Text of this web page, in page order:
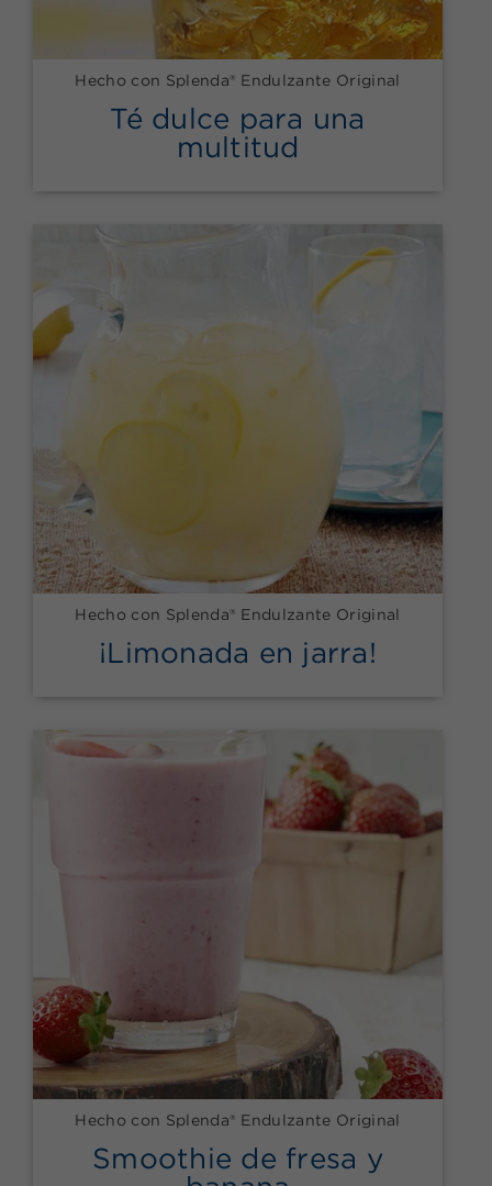
Hecho con Splenda® Endulzante Original
Té dulce para una
multitud
Hecho con Splenda® Endulzante Original
¡Limonada en jarra!
Hecho con Splenda® Endulzante Original
Smoothie de fresa y